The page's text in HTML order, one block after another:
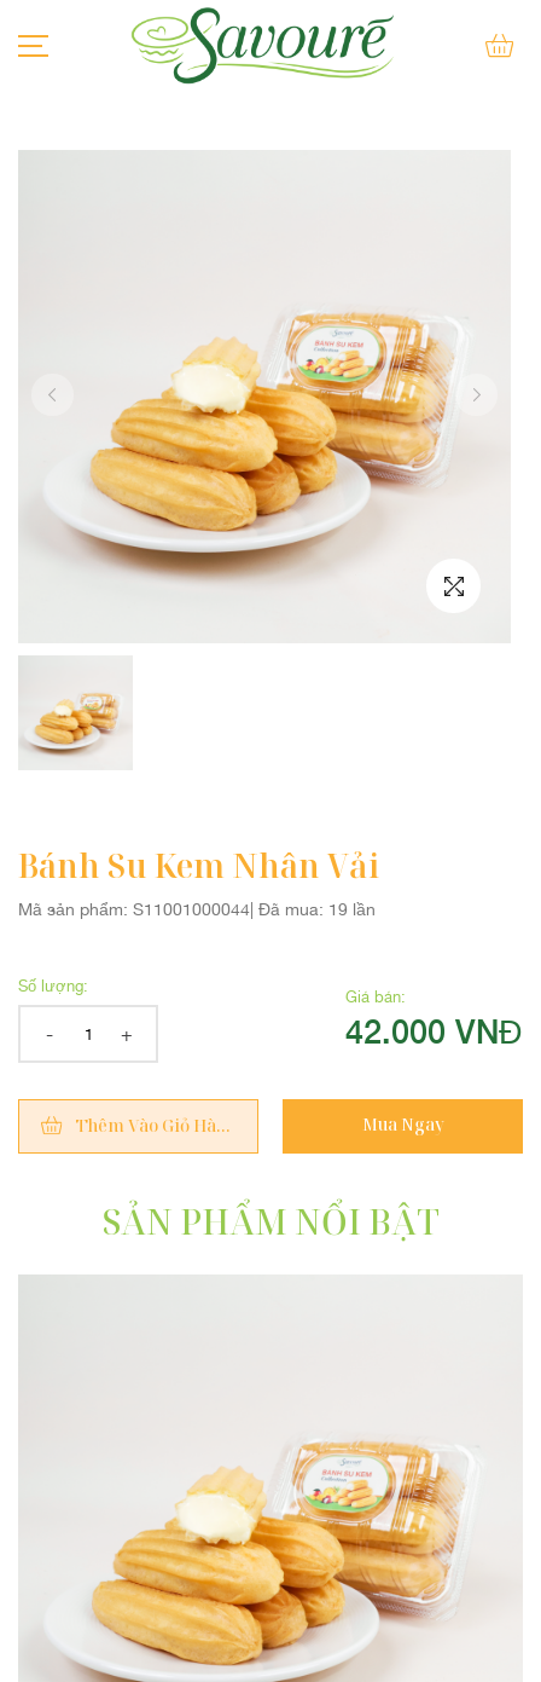
BÁNH SU KEM
BÁNH MÌ QUE
SẢN PHẨM KHÁC
QUÀ TẶNG TRUNG THU
Bánh Su Kem Nhân Vải
Mã sản phẩm: S11001000044| Đã mua: 19 lần
Số lượng:
- +
Giá bán:
42.000 VNĐ
Thêm Vào Giỏ Hàng Mua Ngay
SẢN PHẨM NỔI BẬT